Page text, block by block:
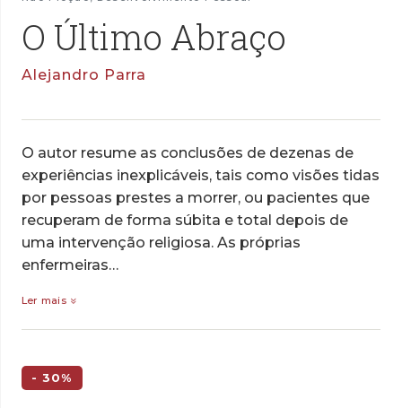
O Último Abraço
Alejandro Parra
O autor resume as conclusões de dezenas de
experiências inexplicáveis, tais como visões tidas
por pessoas prestes a morrer, ou pacientes que
recuperam de forma súbita e total depois de
uma intervenção religiosa. As próprias
enfermeiras…
Ler mais
- 30%